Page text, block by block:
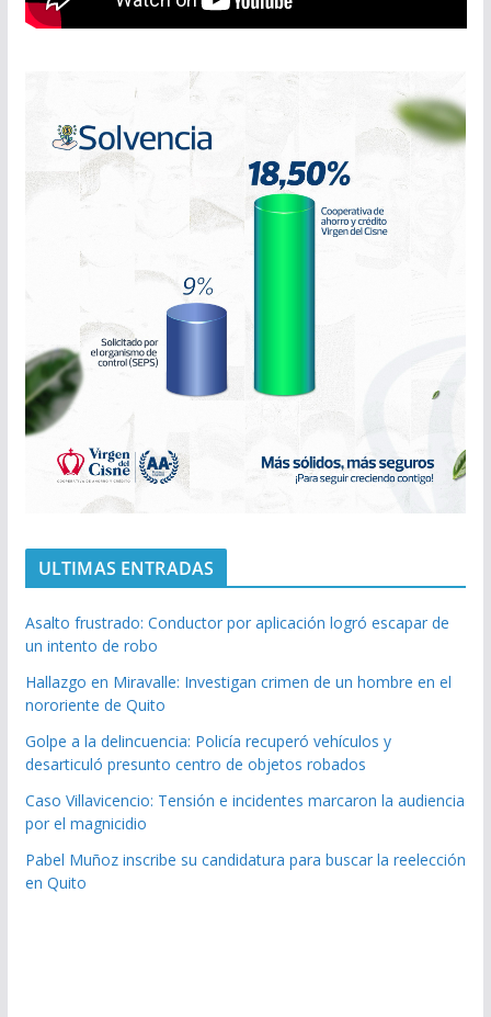
ULTIMAS ENTRADAS
Asalto frustrado: Conductor por aplicación logró escapar de
un intento de robo
Hallazgo en Miravalle: Investigan crimen de un hombre en el
nororiente de Quito
Golpe a la delincuencia: Policía recuperó vehículos y
desarticuló presunto centro de objetos robados
Caso Villavicencio: Tensión e incidentes marcaron la audiencia
por el magnicidio
Pabel Muñoz inscribe su candidatura para buscar la reelección
en Quito